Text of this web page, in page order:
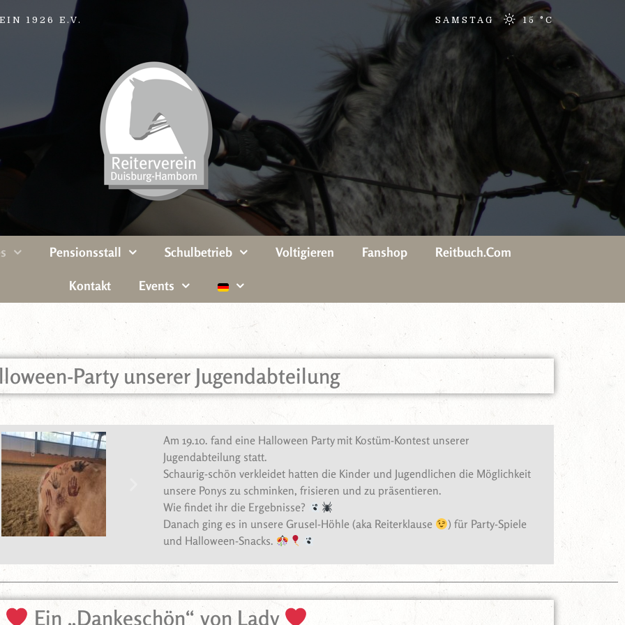
1926 E.V. SAMSTAG 15 ° C
Pensionsstall Schulbetrieb Voltigieren Fanshop Reitbuch.com
Kontakt Events
Party unserer Jugendabteilung
Am 19.10. fand eine Halloween Party mit Kostüm-Kontest unserer
Jugendabteilung statt.
Schaurig-schön verkleidet hatten die Kinder und Jugendlichen die Möglichkeit
unsere Ponys zu schminken, frisieren und zu präsentieren.
Wie findet ihr die Ergebnisse?
Danach ging es in unsere Grusel-Höhle (aka Reiterklause
) für Party-Spiele
und Halloween-Snacks.
Ein „Dankeschön“ von Lady